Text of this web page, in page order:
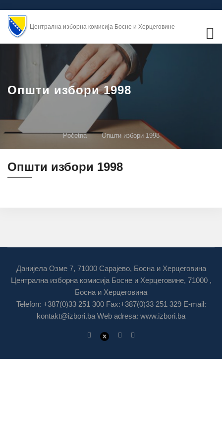
Централна изборна комисија Босне и Херцеговине
Општи избори 1998
Početna Општи избори 1998
Општи избори 1998
Данијела Озме 7, 71000 Сарајево, Босна и Херцеговина
Централна изборна комисија Босне и Херцеговине, 71000 ,
Босна и Херцеговина
Telefon: +387(0)33 251 300 Fax:+387(0)33 251 329 E-mail:
kontakt@izbori.ba Web adresa: www.izbori.ba